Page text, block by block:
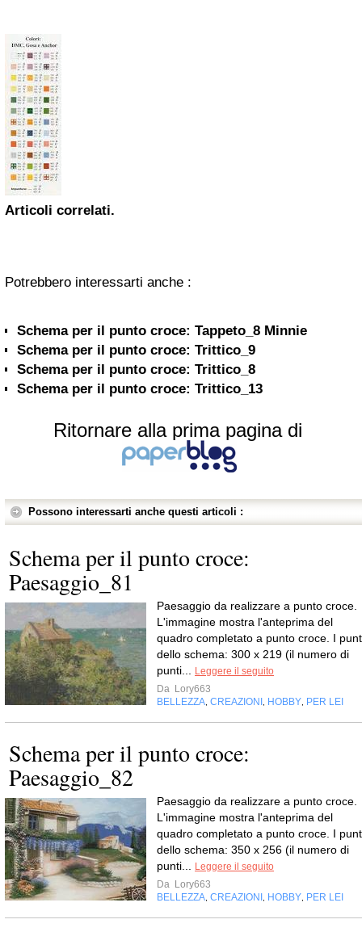
Articoli correlati.
Potrebbero interessarti anche :
Schema per il punto croce: Tappeto_8 Minnie
Schema per il punto croce: Trittico_9
Schema per il punto croce: Trittico_8
Schema per il punto croce: Trittico_13
Ritornare alla prima pagina di
Possono interessarti anche questi articoli :
Schema per il punto croce:
Paesaggio_81
Paesaggio da realizzare a punto croce.
L'immagine mostra l'anteprima del
quadro completato a punto croce. I
dello schema: 300 x 219 (il numero di
punti...
Leggere il seguito
Da Lory663
BELLEZZA CREAZIONI HOBBY PER LEI
Schema per il punto croce:
Paesaggio_82
Paesaggio da realizzare a punto croce.
L'immagine mostra l'anteprima del
quadro completato a punto croce. I
dello schema: 350 x 256 (il numero di
punti...
Leggere il seguito
Da Lory663
BELLEZZA CREAZIONI HOBBY PER LEI